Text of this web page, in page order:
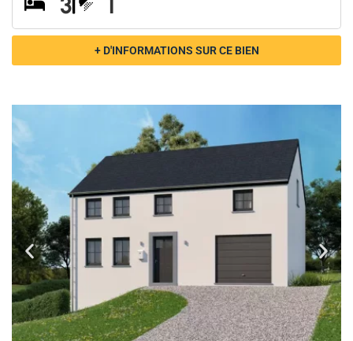
HAUT-FAYS
+ D'INFORMATIONS SUR CE BIEN
NOS COUPS DE CŒUR DANS LA
RÉGION DELIÈGE: